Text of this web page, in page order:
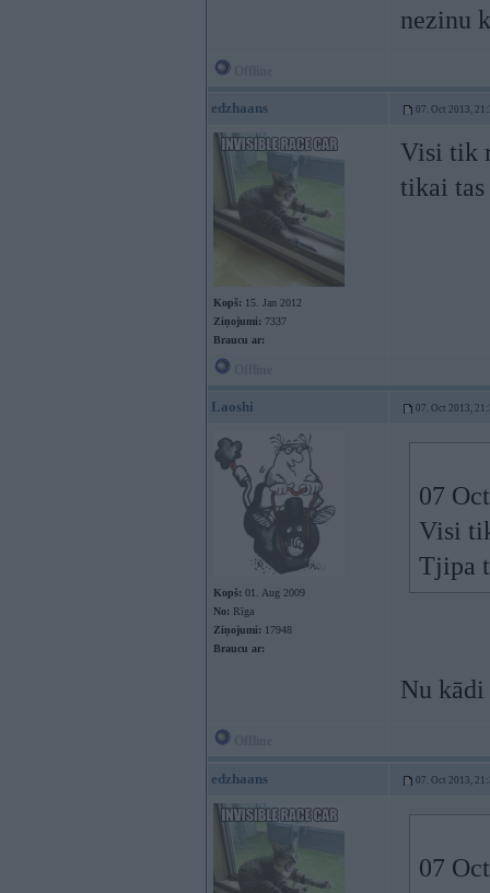
nezinu
edzhaans 07. Oct 2013,
Kopš: 15. Jan 2012
Ziņojumi: 7337
Braucu ar:
Visi tik
tikai
Laoshi 07. Oct 2013,
Kopš: 01. Aug 2009
No: Rīga
Ziņojumi: 17948
Braucu ar:
07
Visi
Tjipa
Nu
edzhaans 07. Oct 2013,
07